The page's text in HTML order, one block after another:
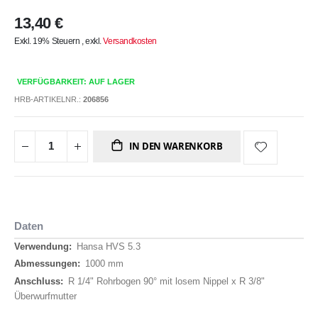
13,40 €
Exkl. 19% Steuern ,exkl.Versandkosten
VERFÜGBARKEIT: AUF LAGER
HRB-ARTIKELNR.: 206856
IN DEN WARENKORB
Daten
Daten
Hansa HVS 5.3
1000 mm
R 1/4" Rohrbogen 90° mit losem Nippel x R 3/8"
Überwurfmutter